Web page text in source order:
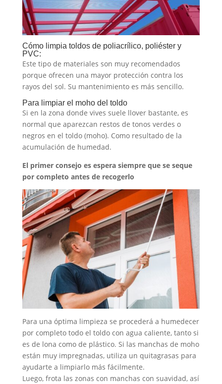
Cómo limpia toldos de poliacrílico, poliéster y
PVC:
Este tipo de materiales son muy recomendados
porque ofrecen una mayor protección contra los
rayos del sol. Su mantenimiento es más sencillo.
Para limpiar el moho del toldo
Si en la zona donde vives suele llover bastante, es
normal que aparezcan restos de tonos verdes o
negros en el toldo (moho). Como resultado de la
acumulación de humedad.
El primer consejo es espera siempre que se seque
por completo antes de recogerlo
Para una óptima limpieza se procederá a humedecer
por completo todo el toldo con agua caliente, tanto si
es de lona como de plástico. Si las manchas de moho
están muy impregnadas, utiliza un quitagrasas para
ayudarte a limpiarlo más fácilmente.
Luego, frota las zonas con manchas con suavidad, así